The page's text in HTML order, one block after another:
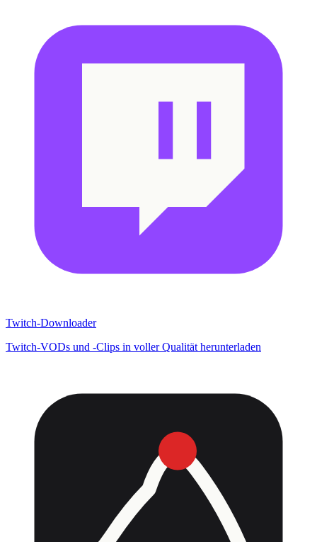
Twitch-Downloader
Twitch-VODs und -Clips in voller Qualität herunterladen